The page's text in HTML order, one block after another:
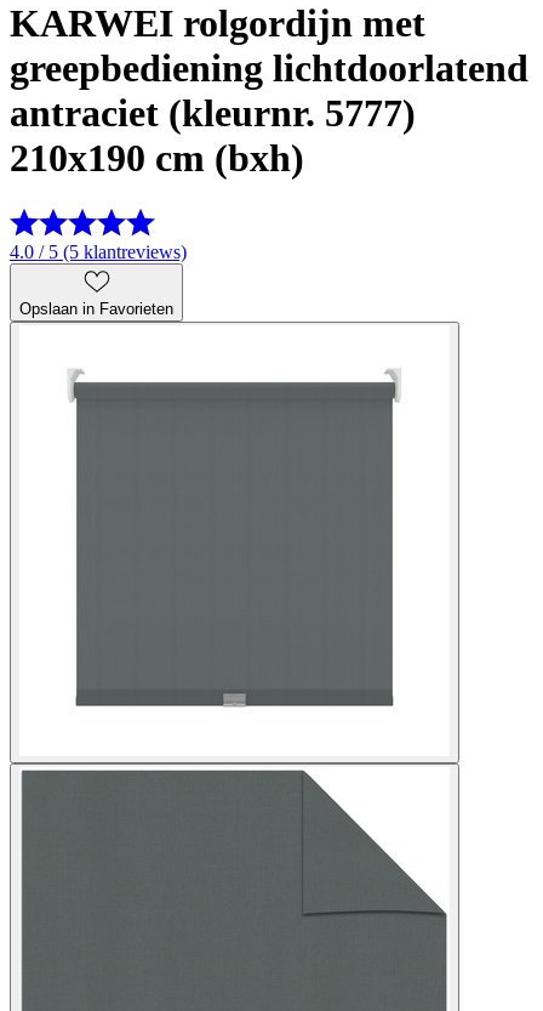
KARWEI rolgordijn met
greepbediening lichtdoorlatend
antraciet (kleurnr. 5777)
210x190 cm (bxh)
4.0 / 5 (5 klantreviews)
Opslaan in Favorieten